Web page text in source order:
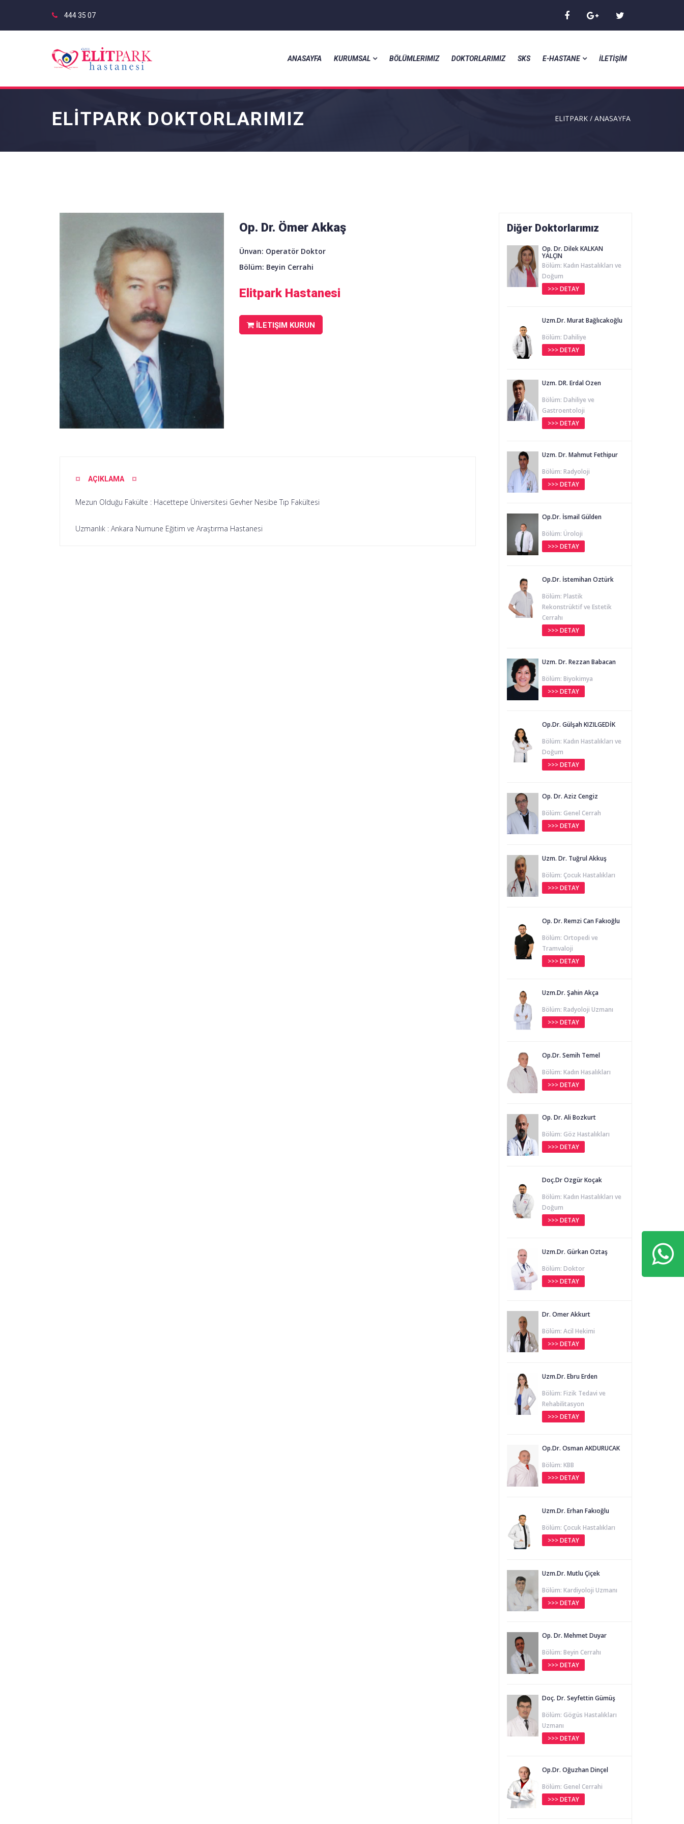
444 35 07
ANASAYFA KURUMSAL BÖLÜMLERIMIZ DOKTORLARIMIZ SKS E-HASTANE İLETİŞİM
ELİTPARK DOKTORLARIMIZ ELITPARK / ANASAYFA
Op. Dr. Ömer Akkaş
Ünvan: Operatör Doktor
Bölüm: Beyin Cerrahi
Elitpark Hastanesi
İLETIŞIM KURUN
AÇIKLAMA
Mezun Olduğu Fakülte : Hacettepe Üniversitesi Gevher Nesibe Tıp Fakültesi
Uzmanlık : Ankara Numune Eğitim ve Araştırma Hastanesi
Diğer Doktorlarımız
Op. Dr. Dilek KALKAN
YALÇIN
Bölüm: Kadın Hastalıkları ve
Doğum
>>> DETAY
Uzm.Dr. Murat Bağlıcakoğlu
Bölüm: Dahiliye
>>> DETAY
Uzm. DR. Erdal Özen
Bölüm: Dahiliye ve
Gastroentoloji
>>> DETAY
Uzm. Dr. Mahmut Fethipur
Bölüm: Radyoloji
>>> DETAY
Op.Dr. İsmail Gülden
Bölüm: Üroloji
>>> DETAY
Op.Dr. İstemihan Öztürk
Bölüm: Plastik
Rekonstrüktif ve Estetik
Cerrahı
>>> DETAY
Uzm. Dr. Rezzan Babacan
Bölüm: Biyokimya
>>> DETAY
Op.Dr. Gülşah KIZILGEDİK
Bölüm: Kadın Hastalıkları ve
Doğum
>>> DETAY
Op. Dr. Aziz Cengiz
Bölüm: Genel Cerrah
>>> DETAY
Uzm. Dr. Tuğrul Akkuş
Bölüm: Çocuk Hastalıkları
>>> DETAY
Op. Dr. Remzi Can Fakıoğlu
Bölüm: Ortopedi ve
Tramvaloji
>>> DETAY
Uzm.Dr. Şahin Akça
Bölüm: Radyoloji Uzmanı
>>> DETAY
Op.Dr. Semih Temel
Bölüm: Kadın Hasalıkları
>>> DETAY
Op. Dr. Ali Bozkurt
Bölüm: Göz Hastalıkları
>>> DETAY
Doç.Dr Özgür Koçak
Bölüm: Kadın Hastalıkları ve
Doğum
>>> DETAY
Uzm.Dr. Gürkan Öztaş
Bölüm: Doktor
>>> DETAY
Dr. Ömer Akkurt
Bölüm: Acil Hekimi
>>> DETAY
Uzm.Dr. Ebru Erden
Bölüm: Fizik Tedavi ve
Rehabilitasyon
>>> DETAY
Op.Dr. Osman AKDURUCAK
Bölüm: KBB
>>> DETAY
Uzm.Dr. Erhan Fakıoğlu
Bölüm: Çocuk Hastalıkları
>>> DETAY
Uzm.Dr. Mutlu Çiçek
Bölüm: Kardiyoloji Uzmanı
>>> DETAY
Op. Dr. Mehmet Duyar
Bölüm: Beyin Cerrahı
>>> DETAY
Doç. Dr. Seyfettin Gümüş
Bölüm: Gögüs Hastalıkları
Uzmanı
>>> DETAY
Op.Dr. Oğuzhan Dinçel
Bölüm: Genel Cerrahi
>>> DETAY